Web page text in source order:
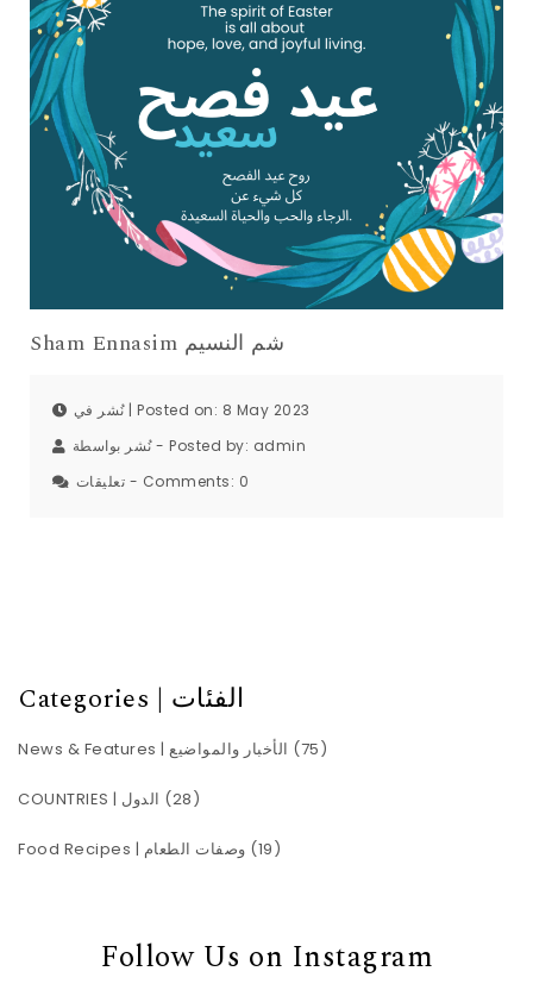
Sham Ennasim شم النسيم
نُشر في | Posted on: 8 May 2023
نُشر بواسطة - Posted by: admin
تعليقات - Comments: 0
Categories | الفئات
News & Features | الأخبار والمواضيع (75)
COUNTRIES | الدول (28)
Food Recipes | وصفات الطعام (19)
Follow Us on Instagram